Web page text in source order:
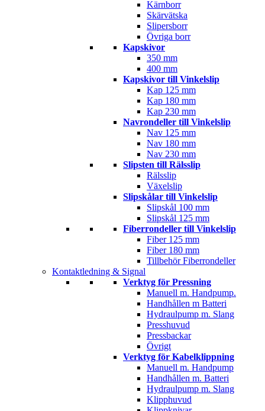
Kärnborr
Skärvätska
Slipersborr
Övriga borr
Kapskivor
350 mm
400 mm
Kapskivor till Vinkelslip
Kap 125 mm
Kap 180 mm
Kap 230 mm
Navrondeller till Vinkelslip
Nav 125 mm
Nav 180 mm
Nav 230 mm
Slipsten till Rälsslip
Rälsslip
Växelslip
Slipskålar till Vinkelslip
Slipskål 100 mm
Slipskål 125 mm
Fiberrondeller till Vinkelslip
Fiber 125 mm
Fiber 180 mm
Tillbehör Fiberrondeller
Kontaktledning & Signal
Verktyg för Pressning
Manuell m. Handpump.
Handhållen m Batteri
Hydraulpump m. Slang
Presshuvud
Pressbackar
Övrigt
Verktyg för Kabelklippning
Manuell m. Handpump
Handhållen m. Batteri
Hydraulpump m. Slang
Klipphuvud